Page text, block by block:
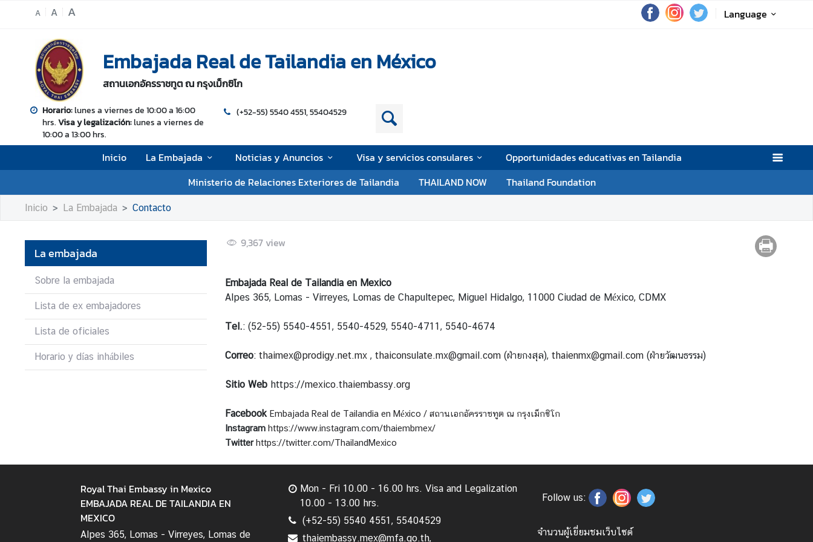
A A A Language
Embajada Real de Tailandia en México
สถานเอกอัครราชทูต ณ กรุงเม็กซิโก
Horario:lunes a viernes de 10:00 a 16:00
hrs. Visa y legalización:lunes a viernes de
10:00 a 13:00 hrs.
(+52-55) 5540 4551, 55404529
Inicio La Embajada Noticias y Anuncios Visa y servicios consulares
Opportunidades educativas en Tailandia
Ministerio de Relaciones Exteriores de Tailandia
THAILAND NOW Thailand Foundation
o
E
b
a
a
a
N
o
u
Inicio La Embajada Contacto
La embajada
Sobre la embajada
Lista de ex embajadores
Lista de oficiales
Horario y días inhábiles
9,367view
Embajada Real de Tailandia en Mexico
Alpes 365, Lomas - Virreyes, Lomas de Chapultepec, Miguel Hidalgo, 11000 Ciudad de México, CDMX
Tel.: (52-55) 5540-4551, 5540-4529, 5540-4711, 5540-4674
Correo: thaimex@prodigy.net.mx, thaiconsulate.mx@gmail.com(ฝ่ายกงสุล), thaienmx@gmail.com(ฝ่ายวัฒนธรรม)
Sitio Webhttps://mexico.thaiembassy.org
Facebook Embajada Real de Tailandia en México / สถานเอกอัครราชทูต ณ กรุงเม็กซิโก
Instagram https://www.instagram.com/thaiembmex/
Twitter https://twitter.com/ThailandMexico
Royal Thai Embassy in Mexico
EMBAJADA REAL DE TAILANDIA EN
MEXICO
Alpes 365, Lomas - Virreyes, Lomas de
Mon - Fri 10.00 - 16.00 hrs. Visa and Legalization
10.00 - 13.00 hrs.
(+52-55) 5540 4551, 55404529
thaiembassy.mex@mfa.go.th,
Follow us:
จำนวนผู้เยี่ยมชมเว็บไซต์